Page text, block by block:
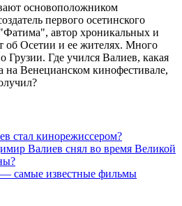
основоположником
первого осетинского
автор хроникальных и
об Осетии и ее жителях. Много
Грузии. Где учился Валиев, какая
на Венецианском кинофестивале,
стал кинорежиссером?
Валиев снял во время Великой
самые известные фильмы